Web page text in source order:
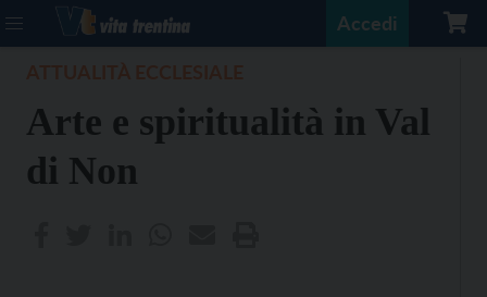
Accedi
Arte e spiritualità in Val
di Non